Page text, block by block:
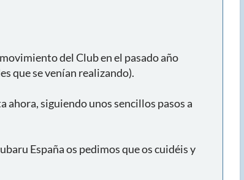
del Club en el pasado año
que se venían realizando).
ahora, siguiendo unos sencillos pasos a
España os pedimos que os cuidéis y